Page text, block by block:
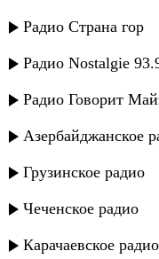
Радио Страна гор
Радио Nostalgie
Радио Говорит
Азербайджанское
Грузинское радио
Чеченское радио
Карачаевское радио
Санижат
Санижат
Санижат